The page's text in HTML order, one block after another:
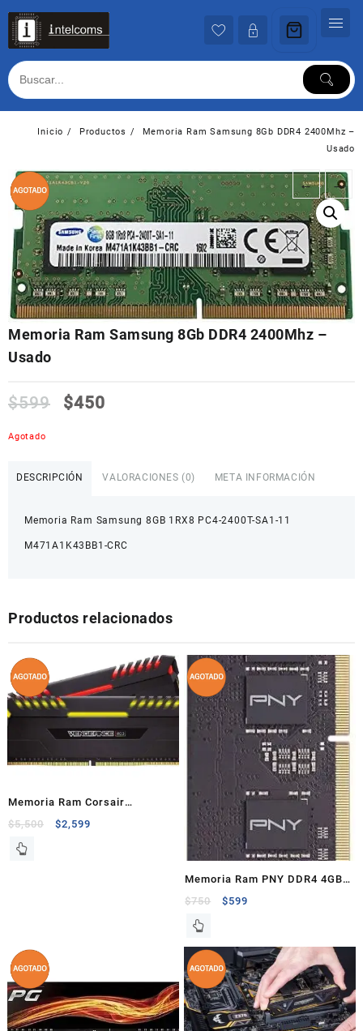
contenido
Inicio Productos
Memoria Ram Samsung 8Gb DDR4 2400Mhz –
Usado
← →
Memoria Ram Samsung 8Gb DDR4 2400Mhz –
Usado
$599 $450
Agotado
DESCRIPCIÓN VALORACIONES (0) META INFORMACIÓN
Memoria Ram Samsung 8GB 1RX8 PC4-2400T-SA1-11
M471A1K43BB1-CRC
Productos relacionados
Memoria Ram Corsair
Vengeance 16GB RGB DDR4
3000Ghz Kit
$5,500 $2,599
Memoria Ram PNY DDR4 4GB
2666MHZ 1.2V para Portátil
$750 $599